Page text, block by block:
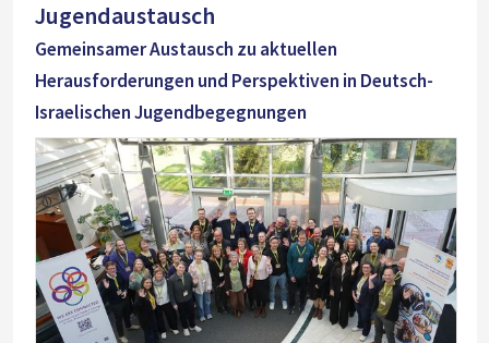
Jugendaustausch
Gemeinsamer Austausch zu aktuellen
Herausforderungen und Perspektiven in Deutsch-
Israelischen Jugendbegegnungen